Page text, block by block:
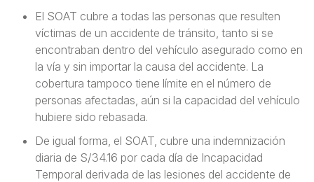
El SOAT cubre a todas las personas que resulten
víctimas de un accidente de tránsito, tanto si se
encontraban dentro del vehículo asegurado como en
la vía y sin importar la causa del accidente. La
cobertura tampoco tiene límite en el número de
personas afectadas, aún si la capacidad del vehículo
hubiere sido rebasada.
De igual forma, el SOAT, cubre una indemnización
diaria de S/34.16 por cada día de Incapacidad
Temporal derivada de las lesiones del accidente de